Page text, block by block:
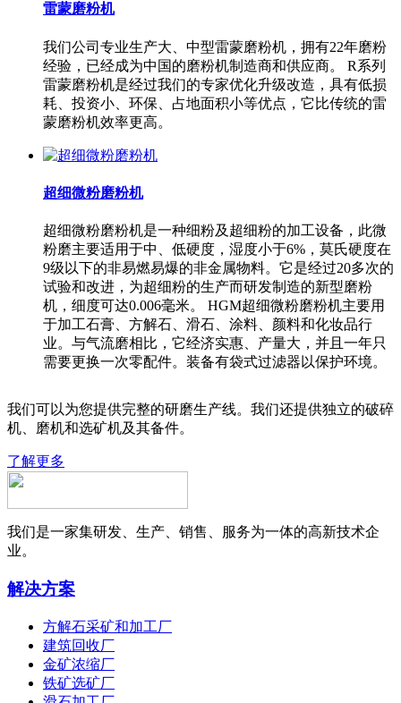
雷蒙磨粉机
我们公司专业生产大、中型雷蒙磨粉机，拥有22年磨粉
经验，已经成为中国的磨粉机制造商和供应商。 R系列
雷蒙磨粉机是经过我们的专家优化升级改造，具有低损
耗、投资小、环保、占地面积小等优点，它比传统的雷
蒙磨粉机效率更高。
超细微粉磨粉机
超细微粉磨粉机是一种细粉及超细粉的加工设备，此微
粉磨主要适用于中、低硬度，湿度小于6%，莫氏硬度在
9级以下的非易燃易爆的非金属物料。它是经过20多次的
试验和改进，为超细粉的生产而研发制造的新型磨粉
机，细度可达0.006毫米。 HGM超细微粉磨粉机主要用
于加工石膏、方解石、滑石、涂料、颜料和化妆品行
业。与气流磨相比，它经济实惠、产量大，并且一年只
需要更换一次零配件。装备有袋式过滤器以保护环境。
我们可以为您提供完整的研磨生产线。我们还提供独立的破碎
机、磨机和选矿机及其备件。
了解更多
我们是一家集研发、生产、销售、服务为一体的高新技术企
业。
解决方案
方解石采矿和加工厂
建筑回收厂
金矿浓缩厂
铁矿选矿厂